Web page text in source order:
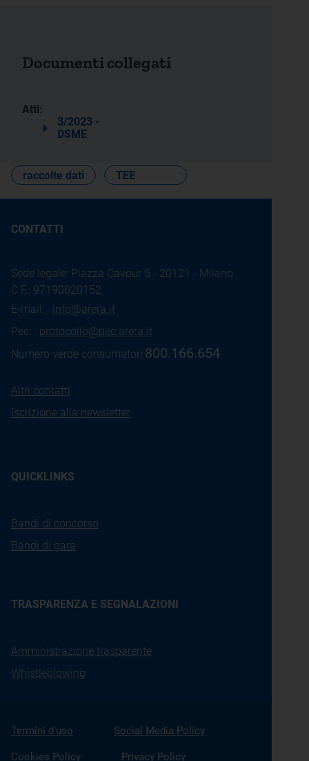
Documenti collegati
Atti:
3/2023 -
DSME
raccolte dati TEE
CONTATTI
Sede legale: Piazza Cavour 5 - 20121 - Milano
C.F.: 97190020152
E-mail: info@arera.it
Pec: protocollo@pec.arera.it
Numero verde consumatori:800.166.654
Altri contatti
Iscrizione alla newsletter
QUICKLINKS
Bandi di concorso
Bandi di gara
TRASPARENZA E SEGNALAZIONI
Amministrazione trasparente
Whistleblowing
Termini d'uso Social Media Policy
Cookies Policy Privacy Policy